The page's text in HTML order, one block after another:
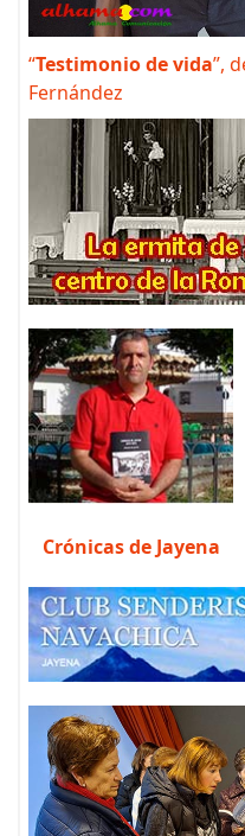
“Testimonio de vida”,
Fernández
Crónicas de Jayena